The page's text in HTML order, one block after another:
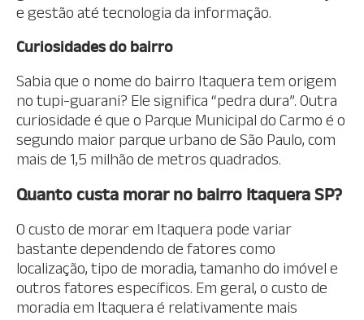
e gestão até tecnologia da informação.
Curiosidades do bairro
Sabia que o nome do bairro Itaquera tem origem
no tupi-guarani? Ele significa “pedra dura”. Outra
curiosidade é que o Parque Municipal do Carmo é o
segundo maior parque urbano de São Paulo, com
mais de 1,5 milhão de metros quadrados.
Quanto custa morar no bairro Itaquera SP?
O custo de morar em Itaquera pode variar
bastante dependendo de fatores como
localização, tipo de moradia, tamanho do imóvel e
outros fatores específicos. Em geral, o custo de
moradia em Itaquera é relativamente mais